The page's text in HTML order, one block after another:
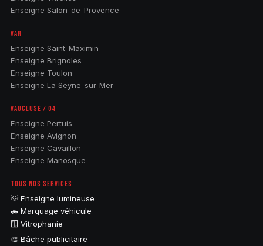
Enseigne Salon-de-Provence
VAR
Enseigne Saint-Maximin
Enseigne Brignoles
Enseigne Toulon
Enseigne La Seyne-sur-Mer
VAUCLUSE / 04
Enseigne Pertuis
Enseigne Avignon
Enseigne Cavaillon
Enseigne Manosque
TOUS NOS SERVICES
💡 Enseigne lumineuse
🚗 Marquage véhicule
🪟 Vitrophanie
🎨 Bâche publicitaire